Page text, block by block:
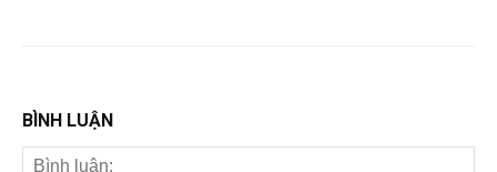
BÌNH LUẬN